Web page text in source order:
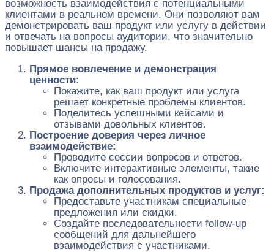
возможность взаимодействия с потенциальными
клиентами в реальном времени. Они позволяют вам
демонстрировать ваш продукт или услугу в действии
и отвечать на вопросы аудитории, что значительно
повышает шансы на продажу.
Прямое вовлечение и демонстрация
ценности:
Покажите, как ваш продукт или услуга
решает конкретные проблемы клиентов.
Поделитесь успешными кейсами и
отзывами довольных клиентов.
Построение доверия через личное
взаимодействие:
Проводите сессии вопросов и ответов.
Включите интерактивные элементы, такие
как опросы и голосования.
Продажа дополнительных продуктов и услуг:
Предоставьте участникам специальные
предложения или скидки.
Создайте последовательности follow-up
сообщений для дальнейшего
взаимодействия с участниками.